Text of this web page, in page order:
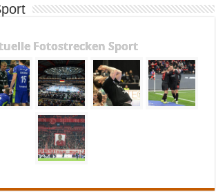
Fotostrecken Sport